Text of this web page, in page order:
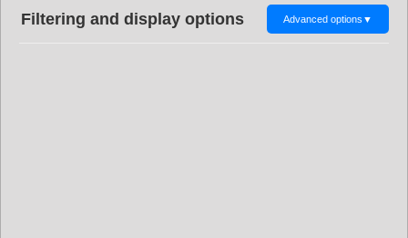
Filtering and display options Advanced options ▼